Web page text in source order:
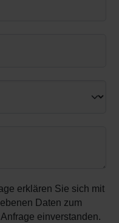
erklären Sie sich mit
Daten zum
einverstanden.